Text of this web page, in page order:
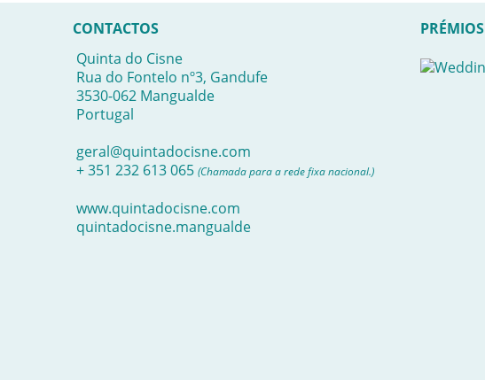
CONTACTOS
Quinta do Cisne
Rua do Fontelo nº3, Gandufe
3530-062 Mangualde
Portugal
geral@quintadocisne.com
+ 351 232 613 065 (Chamada para a rede fixa nacional.)
www.quintadocisne.com
quintadocisne.mangualde
PRÉMIOS